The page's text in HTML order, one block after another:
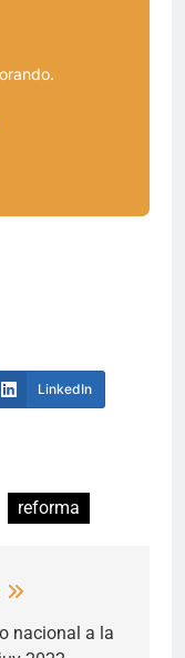
LinkedIn
reforma
nacional a la